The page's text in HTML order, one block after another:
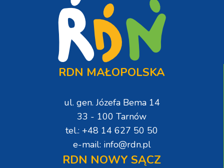
RDN MAŁOPOLSKA
ul. gen. Józefa Bema 14
33 - 100 Tarnów
tel.: +48 14 627 50 50
e-mail: info@rdn.pl
RDN NOWY SĄCZ